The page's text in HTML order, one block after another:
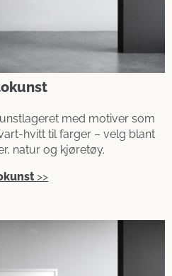
med motiver som
hvitt til farger – velg blant
natur og kjøretøy.
>>